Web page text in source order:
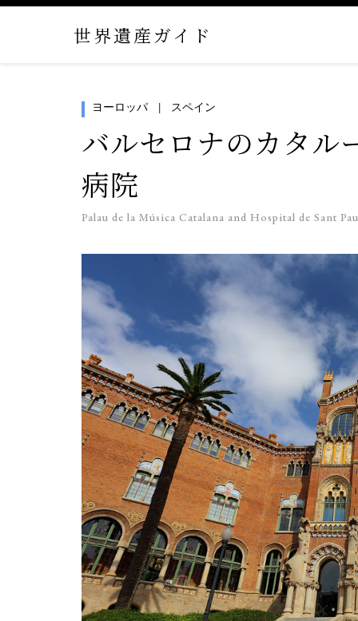
世界遺産ガイド
ヨーロッパ スペイン
バルセロナのカタル
病院
Palau de la Música Catalana and Hospital de Sant